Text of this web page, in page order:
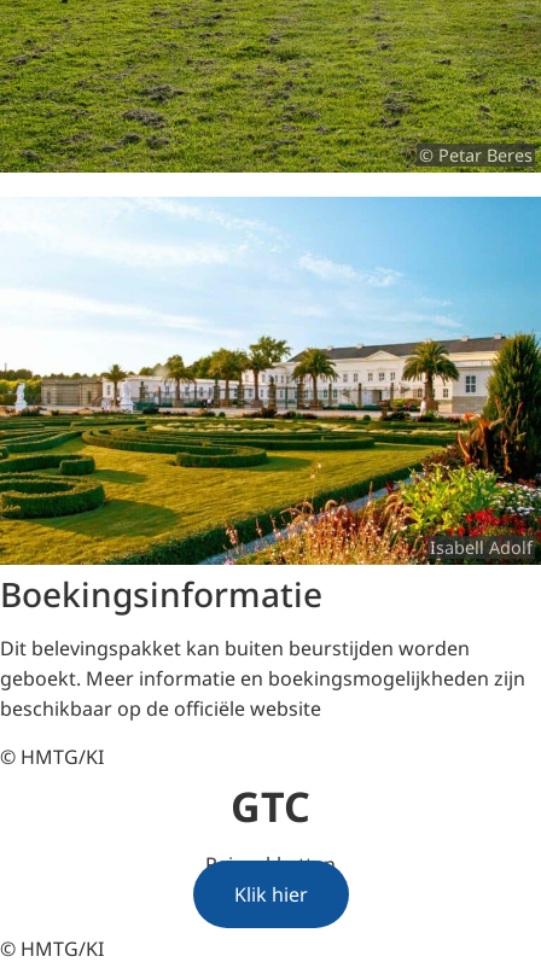
© Petar Beres
Isabell Adolf
Boekingsinformatie
Dit belevingspakket kan buiten beurstijden worden
geboekt. Meer informatie en boekingsmogelijkheden zijn
beschikbaar op de officiële website
© HMTG/KI
GTC
Reispakketten
Klik hier
© HMTG/KI